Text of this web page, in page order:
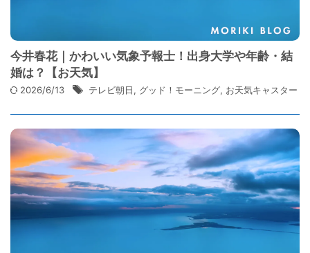
今井春花｜かわいい気象予報士！出身大学や年齢・結
婚は？【お天気】
2026/6/13 テレビ朝日, グッド！モーニング, お天気キャスター